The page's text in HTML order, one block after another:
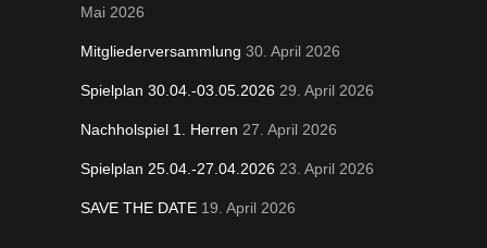
Mai 2026
Mitgliederversammlung 30. April 2026
Spielplan 30.04.-03.05.2026 29. April 2026
Nachholspiel 1. Herren 27. April 2026
Spielplan 25.04.-27.04.2026 23. April 2026
SAVE THE DATE 19. April 2026